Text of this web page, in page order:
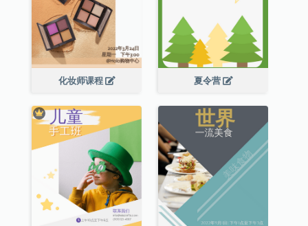
化妆师课程 夏令营